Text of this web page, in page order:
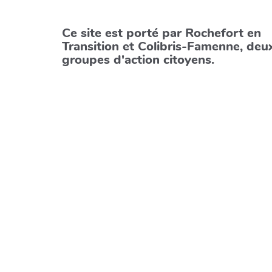
Ce site est porté par Rochefort en
Transition et Colibris-Famenne,
groupes d'action citoyens.